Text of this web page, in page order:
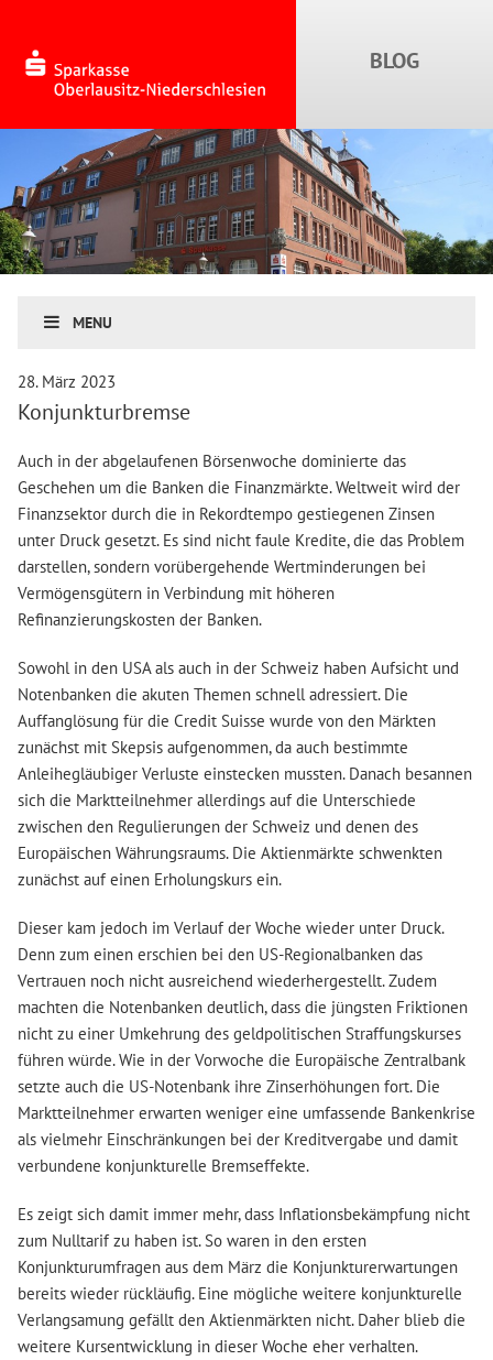
MENU
28. März 2023
Konjunkturbremse
Auch in der abgelaufenen Börsenwoche dominierte das
Geschehen um die Banken die Finanzmärkte. Weltweit wird der
Finanzsektor durch die in Rekordtempo gestiegenen Zinsen
unter Druck gesetzt. Es sind nicht faule Kredite, die das Problem
darstellen, sondern vorübergehende Wertminderungen bei
Vermögensgütern in Verbindung mit höheren
Refinanzierungskosten der Banken.
Sowohl in den USA als auch in der Schweiz haben Aufsicht und
Notenbanken die akuten Themen schnell adressiert. Die
Auffanglösung für die Credit Suisse wurde von den Märkten
zunächst mit Skepsis aufgenommen, da auch bestimmte
Anleihegläubiger Verluste einstecken mussten. Danach besannen
sich die Marktteilnehmer allerdings auf die Unterschiede
zwischen den Regulierungen der Schweiz und denen des
Europäischen Währungsraums. Die Aktienmärkte schwenkten
zunächst auf einen Erholungskurs ein.
Dieser kam jedoch im Verlauf der Woche wieder unter Druck.
Denn zum einen erschien bei den US-Regionalbanken das
Vertrauen noch nicht ausreichend wiederhergestellt. Zudem
machten die Notenbanken deutlich, dass die jüngsten Friktionen
nicht zu einer Umkehrung des geldpolitischen Straffungskurses
führen würde. Wie in der Vorwoche die Europäische Zentralbank
setzte auch die US-Notenbank ihre Zinserhöhungen fort. Die
Marktteilnehmer erwarten weniger eine umfassende Bankenkrise
als vielmehr Einschränkungen bei der Kreditvergabe und damit
verbundene konjunkturelle Bremseffekte.
Es zeigt sich damit immer mehr, dass Inflationsbekämpfung nicht
zum Nulltarif zu haben ist. So waren in den ersten
Konjunkturumfragen aus dem März die Konjunkturerwartungen
bereits wieder rückläufig. Eine mögliche weitere konjunkturelle
Verlangsamung gefällt den Aktienmärkten nicht. Daher blieb die
weitere Kursentwicklung in dieser Woche eher verhalten.